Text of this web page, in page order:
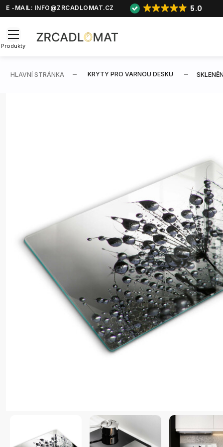
E -MAIL: INFO@ZRCADLOMAT.CZ 5.0
Produkty
HLAVNÍ STRÁNKA KRYTY PRO VARNOU DESKU